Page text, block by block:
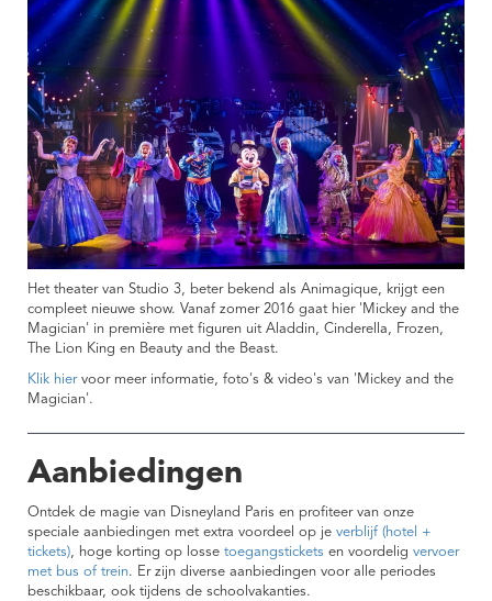
Het theater van Studio 3, beter bekend als Animagique, krijgt een
compleet nieuwe show. Vanaf zomer 2016 gaat hier 'Mickey and the
Magician' in première met figuren uit Aladdin, Cinderella, Frozen,
The Lion King en Beauty and the Beast.
Klik hiervoor meer informatie, foto's & video's van 'Mickey and the
Magician'.
Aanbiedingen
Ontdek de magie van Disneyland Paris en profiteer van onze
speciale aanbiedingen met extra voordeel op je verblijf (hotel +
tickets), hoge korting op losse toegangstickets en voordelig vervoer
met bus of trein. Er zijn diverse aanbiedingen voor alle periodes
beschikbaar, ook tijdens de schoolvakanties.